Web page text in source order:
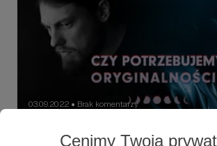
Cenimy Twoją
03.09.2022 ● Brak komentarzy
Przedpremierowy dostęp do